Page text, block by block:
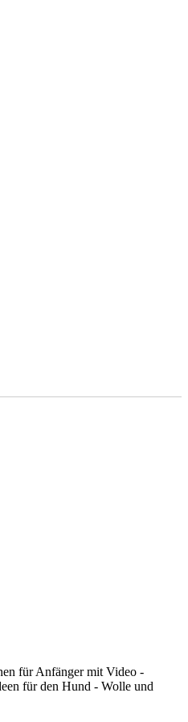
für Anfänger mit Video -
für den Hund - Wolle und